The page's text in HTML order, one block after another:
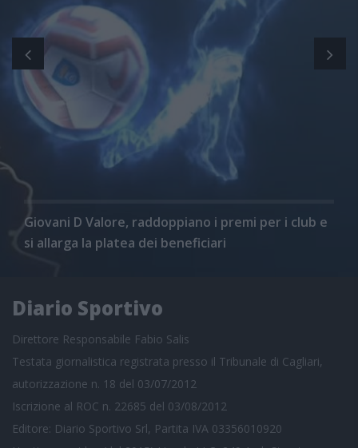
Giovani D Valore, raddoppiano i premi per i club e
si allarga la platea dei beneficiari
Diario Sportivo
Direttore Responsabile Fabio Salis
Testata giornalistica registrata presso il Tribunale di Cagliari,
autorizzazione n. 18 del 03/07/2012
Iscrizione al ROC n. 22685 del 03/08/2012
Editore: Diario Sportivo Srl, Partita IVA 03356010920